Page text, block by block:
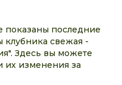
последние
свежая -
Здесь вы можете
их изменения за